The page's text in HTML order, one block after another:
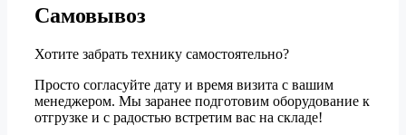
Самовывоз
Хотите забрать технику самостоятельно?
Просто согласуйте дату и время визита с вашим
менеджером. Мы заранее подготовим оборудование к
отгрузке и с радостью встретим вас на складе!